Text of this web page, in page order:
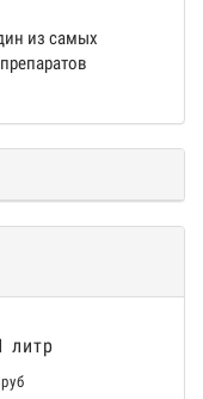
из самых
литр